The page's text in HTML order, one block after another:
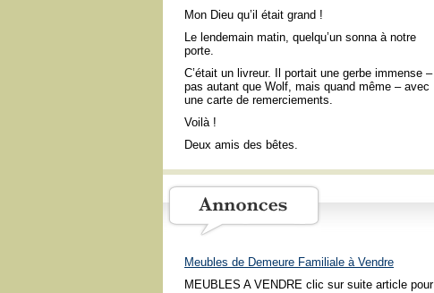
Mon Dieu qu’il était grand !
Le lendemain matin, quelqu’un sonna à notre
porte.
C’était un livreur. Il portait une gerbe immense –
pas autant que Wolf, mais quand même – avec
une carte de remerciements.
Voilà !
Deux amis des bêtes.
Meubles de Demeure Familiale à Vendre
MEUBLES A VENDRE clic sur suite article pour